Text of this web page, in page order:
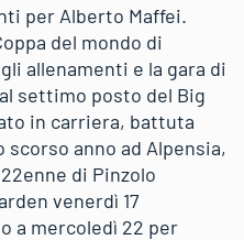
per Alberto Maffei.
del mondo di
allenamenti e la gara di
settimo posto del Big
in carriera, battuta
scorso anno ad Alpensia,
di Pinzolo
venerdì 17
a mercoledì 22 per